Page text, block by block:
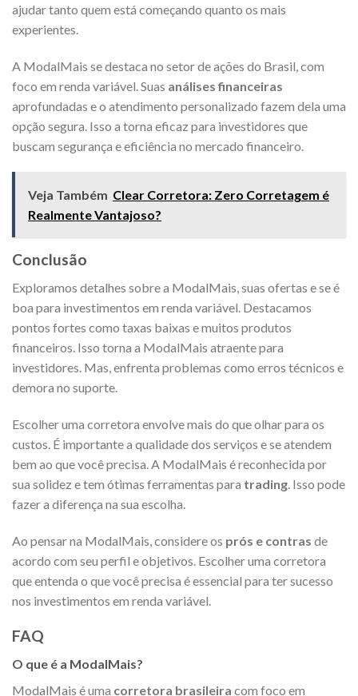
ajudar tanto quem está começando quanto os mais
experientes.
A ModalMais se destaca no setor de ações do Brasil, com
foco em renda variável. Suas análises financeiras
aprofundadas e o atendimento personalizado fazem dela uma
opção segura. Isso a torna eficaz para investidores que
buscam segurança e eficiência no mercado financeiro.
Veja Também Clear Corretora: Zero Corretagem é
Realmente Vantajoso?
Conclusão
Exploramos detalhes sobre a ModalMais, suas ofertas e se é
boa para investimentos em renda variável. Destacamos
pontos fortes como taxas baixas e muitos produtos
financeiros. Isso torna a ModalMais atraente para
investidores. Mas, enfrenta problemas como erros técnicos e
demora no suporte.
Escolher uma corretora envolve mais do que olhar para os
custos. É importante a qualidade dos serviços e se atendem
bem ao que você precisa. A ModalMais é reconhecida por
sua solidez e tem ótimas ferramentas para trading . Isso pode
fazer a diferença na sua escolha.
Ao pensar na ModalMais, considere os prós e contras de
acordo com seu perfil e objetivos. Escolher uma corretora
que entenda o que você precisa é essencial para ter sucesso
nos investimentos em renda variável.
FAQ
O que é a ModalMais?
ModalMais é uma corretora brasileira com foco em